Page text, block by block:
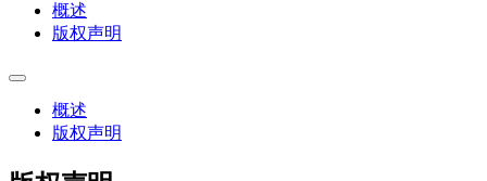
概述
版权声明
概述
版权声明